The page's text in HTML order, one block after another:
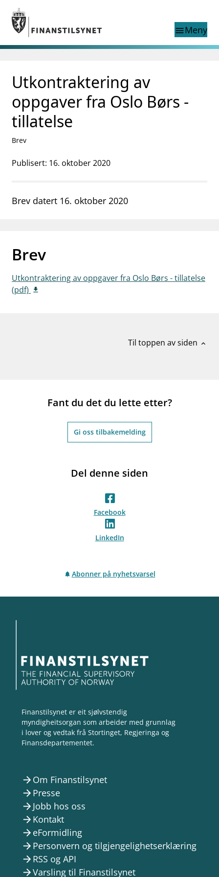
Gå til hovedinnhold
Gå til søkesiden
menuMeny
nettstedet
language
English
exist in English
English home page
Tilsyn
Aktuelt
Finanstilsynets registre
dashboardInformasjon for investorer
notifications_noneAbonner på nyhetsvarsel
Utkontraktering av
oppgaver fra Oslo Børs -
tillatelse
Brev
Publisert: 16. oktober 2020
Brev datert 16. oktober 2020
Brev
Utkontraktering av oppgaver fra Oslo Børs - tillatelse
(pdf)
Til toppen av siden expand_less
Fant du det du lette etter?
Gi oss tilbakemelding
Del denne siden
Facebook
LinkedIn
Abonner på nyhetsvarsel
Finanstilsynet er eit sjølvstendig
myndigheitsorgan som arbeider med grunnlag
i lover og vedtak frå Stortinget, Regjeringa og
Finansdepartementet.
arrow_forward Om Finanstilsynet
arrow_forward Presse
arrow_forward Jobb hos oss
arrow_forward Kontakt
arrow_forward eFormidling
arrow_forward Personvern og tilgjengelighetserklæring
arrow_forward RSS og API
arrow_forwardVarsling til Finanstilsynet